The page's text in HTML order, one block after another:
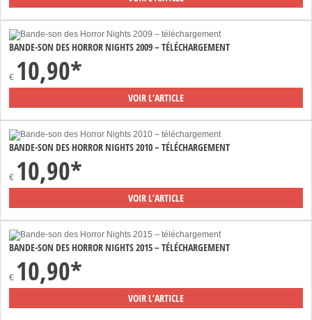
BANDE-SON DES HORROR NIGHTS 2009 – TÉLÉCHARGEMENT
€ 10,90*
VOIR L’ARTICLE
BANDE-SON DES HORROR NIGHTS 2010 – TÉLÉCHARGEMENT
€ 10,90*
VOIR L’ARTICLE
BANDE-SON DES HORROR NIGHTS 2015 – TÉLÉCHARGEMENT
€ 10,90*
VOIR L’ARTICLE